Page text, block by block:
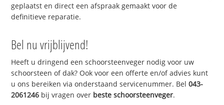
geplaatst en direct een afspraak gemaakt voor de
definitieve reparatie.
Bel nu vrijblijvend!
Heeft u dringend een schoorsteenveger nodig voor uw
schoorsteen of dak? Ook voor een offerte en/of advies kunt
u ons bereiken via onderstaand servicenummer. Bel043-
2061246 bij vragen over beste schoorsteenveger.